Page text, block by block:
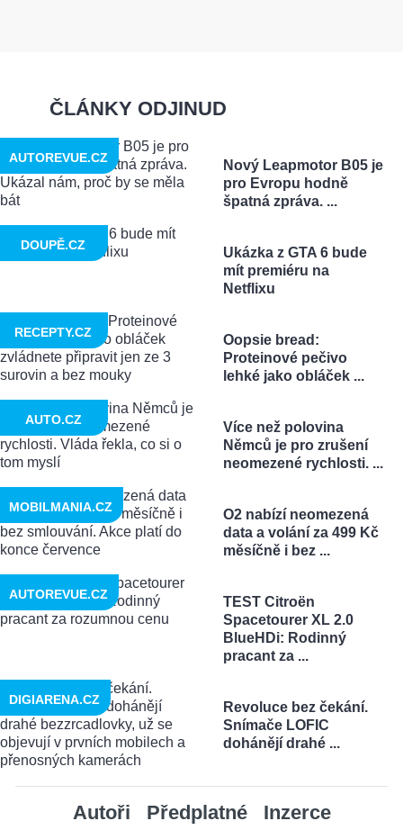
ČLÁNKY ODJINUD
Nový Leapmotor B05 je
pro Evropu hodně
špatná zpráva. ...
AUTOREVUE.CZ
Ukázka z GTA 6 bude
mít premiéru na
Netflixu
DOUPĚ.CZ
Oopsie bread:
Proteinové pečivo
lehké jako obláček ...
RECEPTY.CZ
Více než polovina
Němců je pro zrušení
neomezené rychlosti. ...
AUTO.CZ
O2 nabízí neomezená
data a volání za 499 Kč
měsíčně i bez ...
MOBILMANIA.CZ
TEST Citroën
Spacetourer XL 2.0
BlueHDi: Rodinný
pracant za ...
AUTOREVUE.CZ
Revoluce bez čekání.
Snímače LOFIC
dohánějí drahé ...
DIGIARENA.CZ
Autoři Předplatné Inzerce